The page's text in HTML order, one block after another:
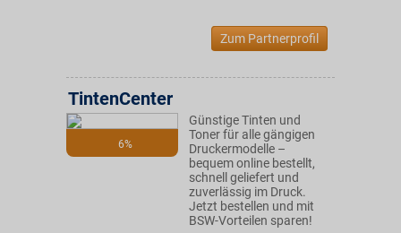
Zum Partnerprofil
6%
TintenCenter
Günstige Tinten und
Toner für alle gängigen
Druckermodelle –
bequem online bestellt,
schnell geliefert und
zuverlässig im Druck.
Jetzt bestellen und mit
BSW-Vorteilen sparen!